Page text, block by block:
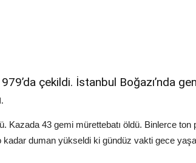
çekildi. İstanbul Boğazı’nda
Kazada 43 gemi mürettebatı öldü. Binlerce ton
duman yükseldi ki gündüz vakti gece